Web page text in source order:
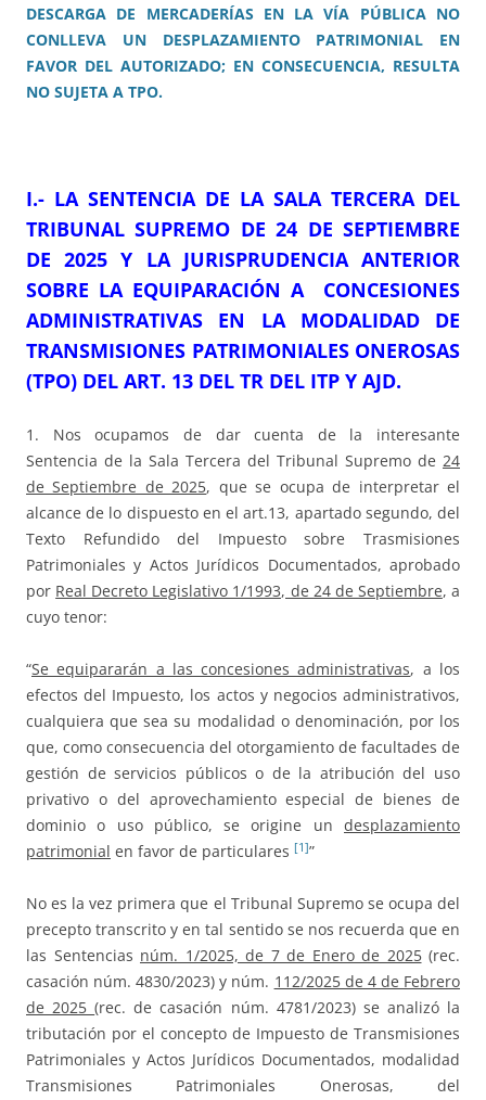
DESCARGA DE MERCADERÍAS EN LA VÍA PÚBLICA NO
CONLLEVA UN DESPLAZAMIENTO PATRIMONIAL EN
FAVOR DEL AUTORIZADO; EN CONSECUENCIA, RESULTA
NO SUJETA A TPO.
I.- LA SENTENCIA DE LA SALA TERCERA DEL
TRIBUNAL SUPREMO DE 24 DE SEPTIEMBRE
DE 2025 Y LA JURISPRUDENCIA ANTERIOR
SOBRE LA EQUIPARACIÓN A CONCESIONES
ADMINISTRATIVAS EN LA MODALIDAD DE
TRANSMISIONES PATRIMONIALES ONEROSAS
(TPO) DEL ART. 13 DEL TR DEL ITP Y AJD.
1. Nos ocupamos de dar cuenta de la interesante
Sentencia de la Sala Tercera del Tribunal Supremo de 24
de Septiembre de 2025, que se ocupa de interpretar el
alcance de lo dispuesto en el art.13, apartado segundo, del
Texto Refundido del Impuesto sobre Trasmisiones
Patrimoniales y Actos Jurídicos Documentados, aprobado
por Real Decreto Legislativo 1/1993, de 24 de Septiembre, a
cuyo tenor:
“Se equipararán a las concesiones administrativas, a los
efectos del Impuesto, los actos y negocios administrativos,
cualquiera que sea su modalidad o denominación, por los
que, como consecuencia del otorgamiento de facultades de
gestión de servicios públicos o de la atribución del uso
privativo o del aprovechamiento especial de bienes de
dominio o uso público, se origine un desplazamiento
patrimonial en favor de particulares [1]”
No es la vez primera que el Tribunal Supremo se ocupa del
precepto transcrito y en tal sentido se nos recuerda que en
las Sentencias núm. 1/2025, de 7 de Enero de 2025(rec.
casación núm. 4830/2023) y núm. 112/2025 de 4 de Febrero
de 2025(rec. de casación núm. 4781/2023) se analizó la
tributación por el concepto de Impuesto de Transmisiones
Patrimoniales y Actos Jurídicos Documentados, modalidad
Transmisiones Patrimoniales Onerosas, del